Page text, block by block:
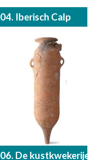
04. Iberisch Calp
06. De kustkwekerijen